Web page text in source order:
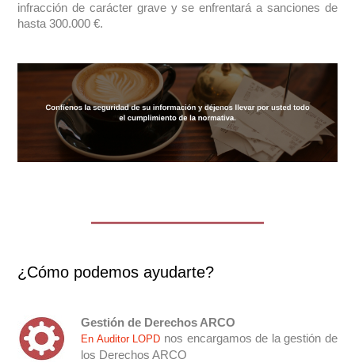
infracción de carácter grave y se enfrentará a sanciones de
hasta 300.000 €.
¿Cómo podemos ayudarte?
Gestión de Derechos ARCO
En Auditor LOPD nos encargamos de la gestión de
los Derechos ARCO